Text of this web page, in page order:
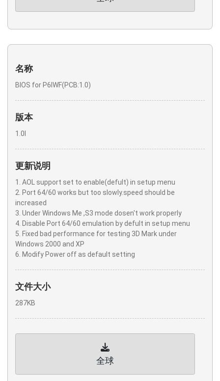
名称
BIOS for P6IWF(PCB:1.0)
版本
1.0l
更新说明
1. AOL support set to enable(defult) in setup menu
2. Port 64/60 works but too slowly.speed should be
increased
3. Under Windows Me ,S3 mode dosen't work properly
4. Disable Port 64/60 emulation by defult in setup menu
5. Fixed bad performance for testing 3D Mark under
Windows 2000 and XP
6. Modify Power off as default setting
文件大小
287KB
全球